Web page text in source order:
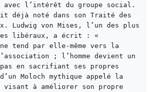
avec l’intérêt du groupe social.
déjà noté dans son Traité des
Ludwig von Mises, l’un des plus
libéraux, a écrit : «
tend par elle-même vers la
; l’homme devient un
en sacrifiant ses propres
Moloch mythique appelé la
visant à améliorer son propre